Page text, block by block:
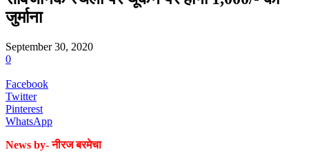
जुर्माना
September 30, 2020
0
Facebook
Twitter
Pinterest
WhatsApp
News by- नीरज बरमेचा